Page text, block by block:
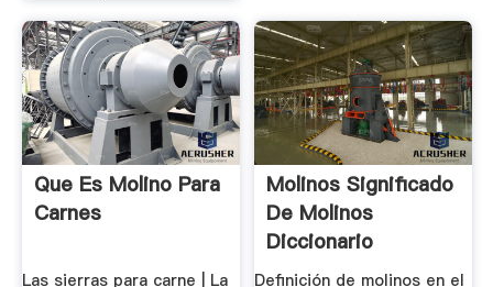
Que Es Molino Para
Carnes
Las sierras para carne | La
Molinos Significado
De Molinos
Diccionario
Definición de molinos en el